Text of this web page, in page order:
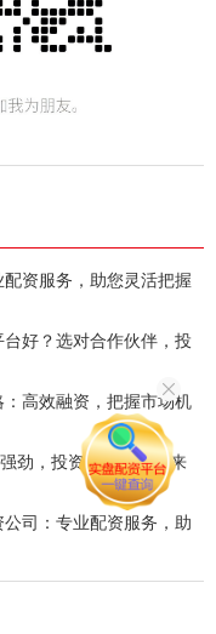
资服务，助您灵活把握
好？选对合作伙伴，投
高效融资，把握市场机
劲，投资者关注其未来
司：专业配资服务，助